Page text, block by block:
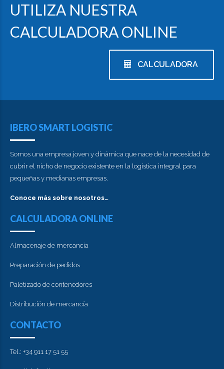
UTILIZA NUESTRA
CALCULADORA ONLINE
CALCULADORA
IBERO SMART LOGISTIC
Somos una empresa joven y dinámica que nace de la necesidad de
cubrir el nicho de negocio existente en la logística integral para
pequeñas y medianas empresas.
Conoce más sobre nosotros…
CALCULADORA ONLINE
Almacenaje de mercancía
Preparación de pedidos
Paletizado de contenedores
Distribución de mercancía
CONTACTO
Tel.: +34 911 17 51 55